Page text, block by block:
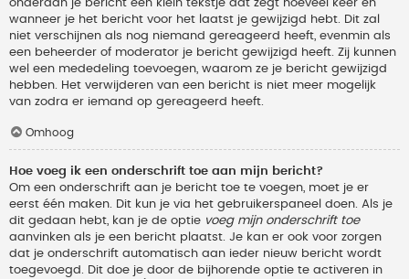
onderaan je bericht een klein tekstje dat zegt hoeveel keer en
wanneer je het bericht voor het laatst je gewijzigd hebt. Dit zal
niet verschijnen als nog niemand gereageerd heeft, evenmin als
een beheerder of moderator je bericht gewijzigd heeft. Zij kunnen
wel een mededeling toevoegen, waarom ze je bericht gewijzigd
hebben. Het verwijderen van een bericht is niet meer mogelijk
van zodra er iemand op gereageerd heeft.
Omhoog
Hoe voeg ik een onderschrift toe aan mijn bericht?
Om een onderschrift aan je bericht toe te voegen, moet je er
eerst één maken. Dit kun je via het gebruikerspaneel doen. Als je
dit gedaan hebt, kan je de optie voeg mijn onderschrift toe
aanvinken als je een bericht plaatst. Je kan er ook voor zorgen
dat je onderschrift automatisch aan ieder nieuw bericht wordt
toegevoegd. Dit doe je door de bijhorende optie te activeren in